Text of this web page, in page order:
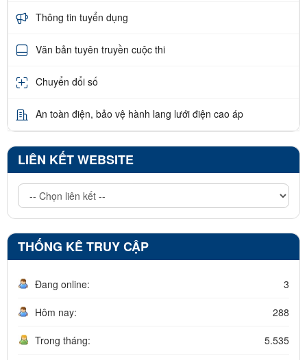
Thông tin tuyển dụng
Văn bản tuyên truyền cuộc thi
Chuyển đổi số
An toàn điện, bảo vệ hành lang lưới điện cao áp
LIÊN KẾT WEBSITE
THỐNG KÊ TRUY CẬP
Đang online: 3
Hôm nay: 288
Trong tháng: 5.535